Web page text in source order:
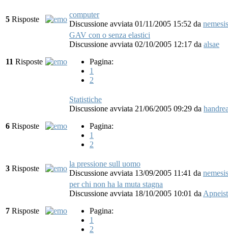
5 Risposte
computer
Discussione avviata 01/11/2005 15:52 da nemesis
11 Risposte
GAV con o senza elastici
Discussione avviata 02/10/2005 12:17 da alsae
Pagina:
1
2
6 Risposte
Statistiche
Discussione avviata 21/06/2005 09:29 da
Pagina:
1
2
3 Risposte
la pressione sull uomo
Discussione avviata 13/09/2005 11:41 da nemesis
7 Risposte
per chi non ha la muta stagna
Discussione avviata 18/10/2005 10:01 da Apneist
Pagina:
1
2